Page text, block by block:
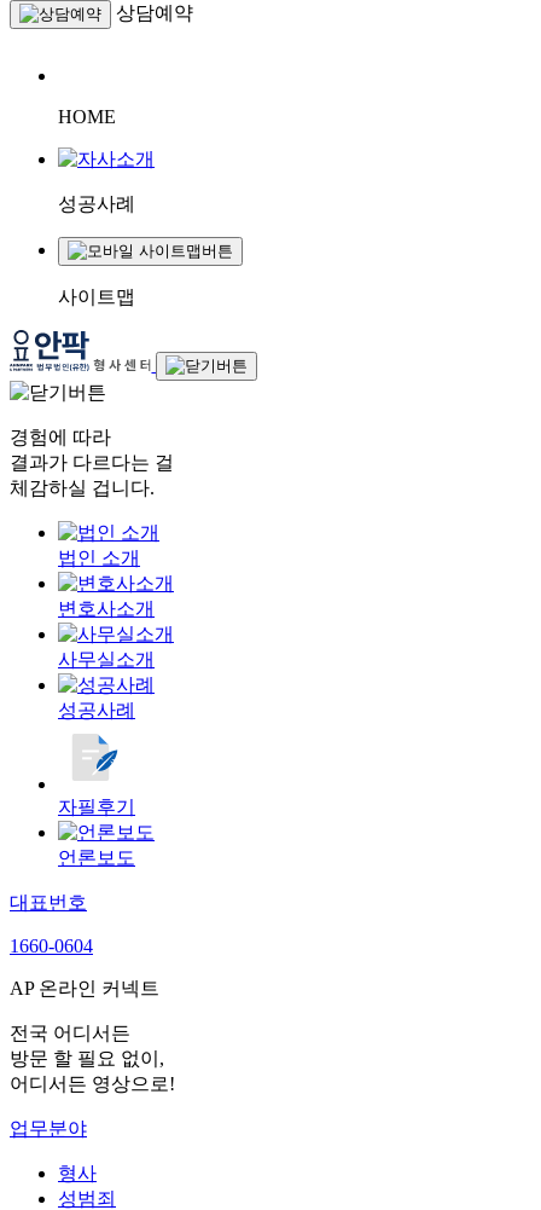
상담예약
HOME
성공사례
사이트맵
경험에 따라
결과가 다르다는 걸
체감하실 겁니다.
법인 소개
변호사소개
사무실소개
성공사례
자필후기
언론보도
대표번호
1660-0604
AP 온라인 커넥트
전국 어디서든
방문 할 필요 없이,
어디서든 영상으로!
업무분야
형사
성범죄